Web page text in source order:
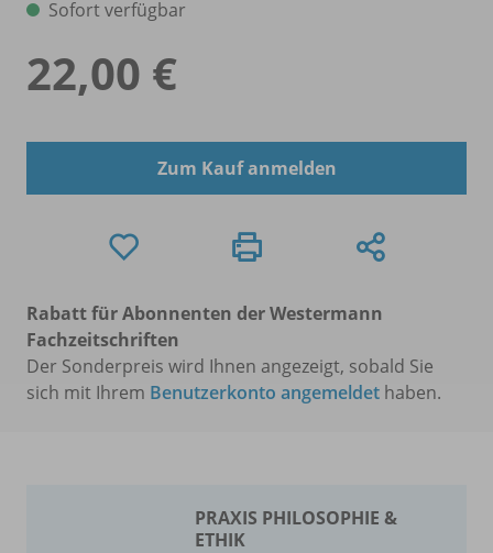
Sofort verfügbar
22,00 €
Zum Kauf anmelden
Rabatt für Abonnenten der Westermann
Fachzeitschriften
Der Sonderpreis wird Ihnen angezeigt, sobald Sie
sich mit Ihrem Benutzerkonto angemeldet haben.
PRAXIS PHILOSOPHIE &
ETHIK